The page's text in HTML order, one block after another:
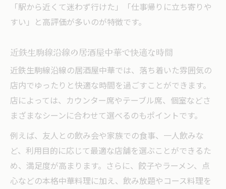
「駅から近くて迷わず行けた」「仕事帰りに立ち寄りや
すい」と高評価が多いのが特徴です。
近鉄生駒線沿線の居酒屋中華で快適な時間
近鉄生駒線沿線の居酒屋中華では、落ち着いた雰囲気の
店内でゆったりと快適な時間を過ごすことができます。
店によっては、カウンター席やテーブル席、個室などさ
まざまなシーンに合わせて選べるのもポイントです。
例えば、友人との飲み会や家族での食事、一人飲みな
ど、利用目的に応じて最適な店舗を選ぶことができるた
め、満足度が高まります。さらに、餃子やラーメン、点
心などの本格中華料理に加え、飲み放題やコース料理を